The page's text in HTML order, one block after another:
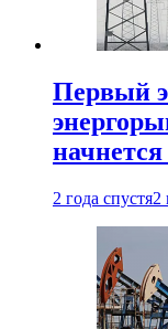
Первый
начнется
2 года спустя2